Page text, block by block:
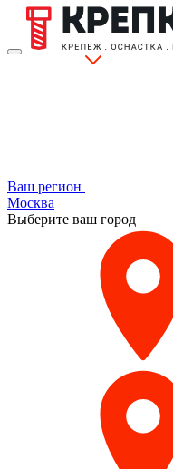
Ваш регион
Москва
Выберите ваш город